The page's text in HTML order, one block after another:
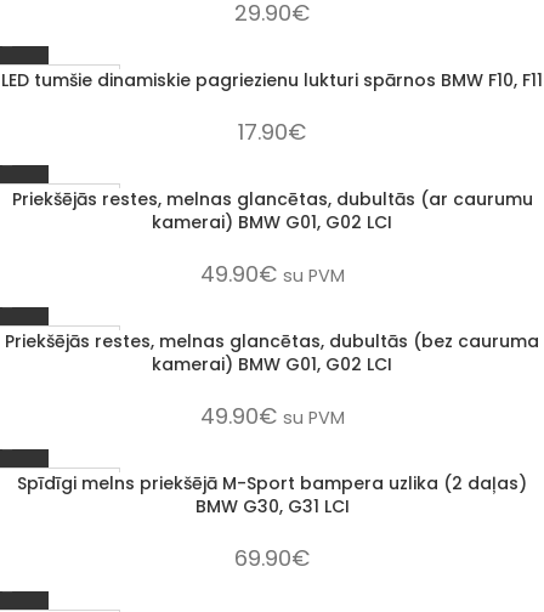
29.90€
1–3 D. D.
LED tumšie dinamiskie pagriezienu lukturi spārnos BMW F10, F11
17.90€
1–3 D. D.
Priekšējās restes, melnas glancētas, dubultās (ar caurumu
kamerai) BMW G01, G02 LCI
49.90€ su PVM
1–3 D. D.
Priekšējās restes, melnas glancētas, dubultās (bez cauruma
kamerai) BMW G01, G02 LCI
49.90€ su PVM
1–3 D. D.
Spīdīgi melns priekšējā M-Sport bampera uzlika (2 daļas)
BMW G30, G31 LCI
69.90€